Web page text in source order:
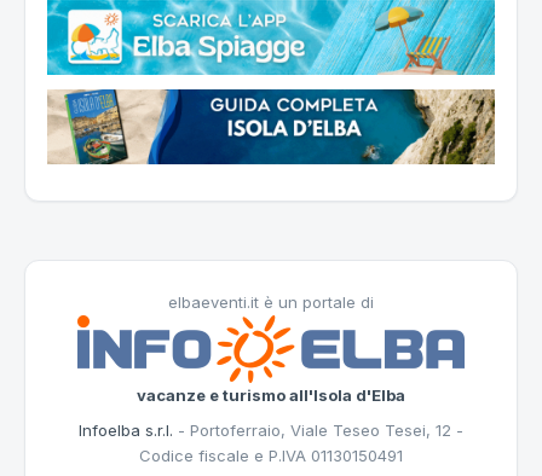
elbaeventi.it è un portale di
vacanze e turismo all'Isola d'Elba
Infoelba s.r.l. - Portoferraio, Viale Teseo Tesei, 12 -
Codice fiscale e P.IVA 01130150491